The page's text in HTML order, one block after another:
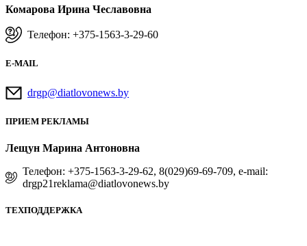
Комарова Ирина Чеславовна
Телефон: +375-1563-3-29-60
E-MAIL
drgp@diatlovonews.by
ПРИЕМ РЕКЛАМЫ
Лещун Марина Антоновна
Телефон: +375-1563-3-29-62, 8(029)69-69-709, e-mail:
drgp21reklama@diatlovonews.by
ТЕХПОДДЕРЖКА